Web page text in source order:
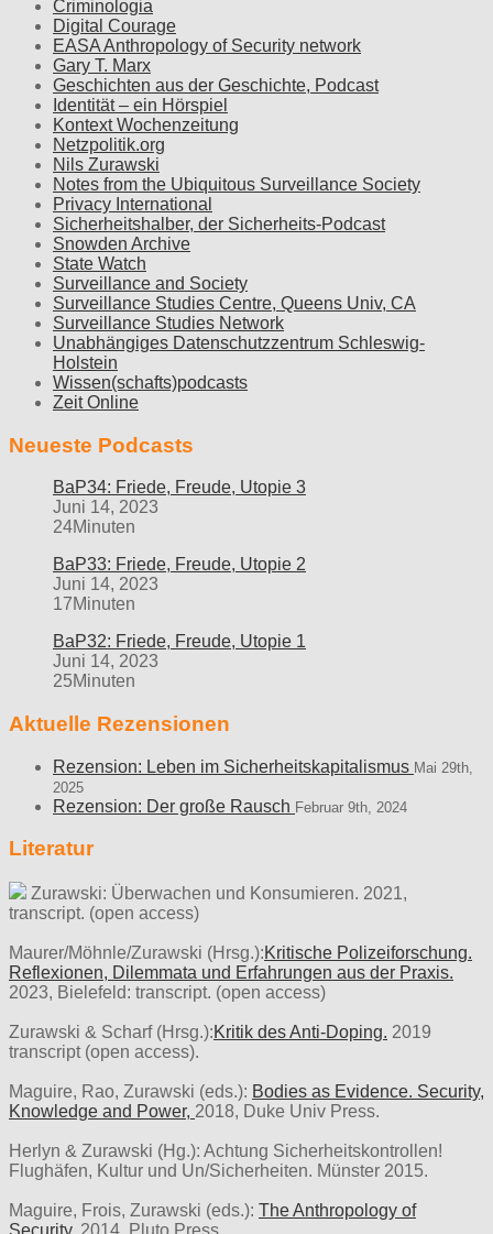
Criminologia
Digital Courage
EASA Anthropology of Security network
Gary T. Marx
Geschichten aus der Geschichte, Podcast
Identität – ein Hörspiel
Kontext Wochenzeitung
Netzpolitik.org
Nils Zurawski
Notes from the Ubiquitous Surveillance Society
Privacy International
Sicherheitshalber, der Sicherheits-Podcast
Snowden Archive
State Watch
Surveillance and Society
Surveillance Studies Centre, Queens Univ, CA
Surveillance Studies Network
Unabhängiges Datenschutzzentrum Schleswig-
Holstein
Wissen(schafts)podcasts
Zeit Online
Neueste Podcasts
BaP34: Friede, Freude, Utopie 3
Juni 14, 2023
24Minuten
BaP33: Friede, Freude, Utopie 2
Juni 14, 2023
17Minuten
BaP32: Friede, Freude, Utopie 1
Juni 14, 2023
25Minuten
Aktuelle Rezensionen
Rezension: Leben im Sicherheitskapitalismus Mai 29th,
2025
Rezension: Der große Rausch Februar 9th, 2024
Literatur
Zurawski: Überwachen und Konsumieren. 2021,
transcript. (open access)
Maurer/Möhnle/Zurawski (Hrsg.):Kritische Polizeiforschung.
Reflexionen, Dilemmata und Erfahrungen aus der Praxis.
2023, Bielefeld: transcript. (open access)
Zurawski & Scharf (Hrsg.):Kritik des Anti-Doping. 2019
transcript (open access).
Maguire, Rao, Zurawski (eds.): Bodies as Evidence. Security,
Knowledge and Power, 2018, Duke Univ Press.
Herlyn & Zurawski (Hg.): Achtung Sicherheitskontrollen!
Flughäfen, Kultur und Un/Sicherheiten. Münster 2015.
Maguire, Frois, Zurawski (eds.): The Anthropology of
Security. 2014, Pluto Press.